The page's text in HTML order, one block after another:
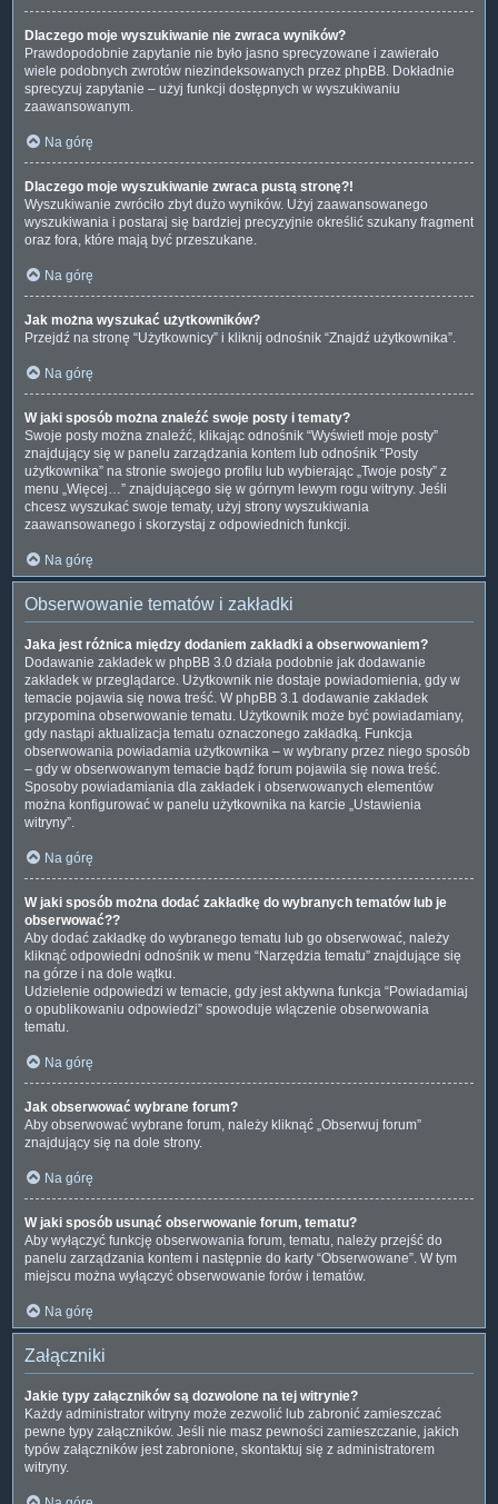
Dlaczego moje wyszukiwanie nie zwraca wyników?
Prawdopodobnie zapytanie nie było jasno sprecyzowane i zawierało
wiele podobnych zwrotów niezindeksowanych przez phpBB. Dokładnie
sprecyzuj zapytanie – użyj funkcji dostępnych w wyszukiwaniu
zaawansowanym.
Na górę
Dlaczego moje wyszukiwanie zwraca pustą stronę?!
Wyszukiwanie zwróciło zbyt dużo wyników. Użyj zaawansowanego
wyszukiwania i postaraj się bardziej precyzyjnie określić szukany fragment
oraz fora, które mają być przeszukane.
Na górę
Jak można wyszukać użytkowników?
Przejdź na stronę “Użytkownicy” i kliknij odnośnik “Znajdź użytkownika”.
Na górę
W jaki sposób można znaleźć swoje posty i tematy?
Swoje posty można znaleźć, klikając odnośnik “Wyświetl moje posty”
znajdujący się w panelu zarządzania kontem lub odnośnik “Posty
użytkownika” na stronie swojego profilu lub wybierając „Twoje posty” z
menu „Więcej…” znajdującego się w górnym lewym rogu witryny. Jeśli
chcesz wyszukać swoje tematy, użyj strony wyszukiwania
zaawansowanego i skorzystaj z odpowiednich funkcji.
Na górę
Obserwowanie tematów i zakładki
Jaka jest różnica między dodaniem zakładki a obserwowaniem?
Dodawanie zakładek w phpBB 3.0 działa podobnie jak dodawanie
zakładek w przeglądarce. Użytkownik nie dostaje powiadomienia, gdy w
temacie pojawia się nowa treść. W phpBB 3.1 dodawanie zakładek
przypomina obserwowanie tematu. Użytkownik może być powiadamiany,
gdy nastąpi aktualizacja tematu oznaczonego zakładką. Funkcja
obserwowania powiadamia użytkownika – w wybrany przez niego sposób
– gdy w obserwowanym temacie bądź forum pojawiła się nowa treść.
Sposoby powiadamiania dla zakładek i obserwowanych elementów
można konfigurować w panelu użytkownika na karcie „Ustawienia
witryny”.
Na górę
W jaki sposób można dodać zakładkę do wybranych tematów lub je
obserwować??
Aby dodać zakładkę do wybranego tematu lub go obserwować, należy
kliknąć odpowiedni odnośnik w menu “Narzędzia tematu” znajdujące się
na górze i na dole wątku.
Udzielenie odpowiedzi w temacie, gdy jest aktywna funkcja “Powiadamiaj
o opublikowaniu odpowiedzi” spowoduje włączenie obserwowania
tematu.
Na górę
Jak obserwować wybrane forum?
Aby obserwować wybrane forum, należy kliknąć „Obserwuj forum”
znajdujący się na dole strony.
Na górę
W jaki sposób usunąć obserwowanie forum, tematu?
Aby wyłączyć funkcję obserwowania forum, tematu, należy przejść do
panelu zarządzania kontem i następnie do karty “Obserwowane”. W tym
miejscu można wyłączyć obserwowanie forów i tematów.
Na górę
Załączniki
Jakie typy załączników są dozwolone na tej witrynie?
Każdy administrator witryny może zezwolić lub zabronić zamieszczać
pewne typy załączników. Jeśli nie masz pewności zamieszczanie, jakich
typów załączników jest zabronione, skontaktuj się z administratorem
witryny.